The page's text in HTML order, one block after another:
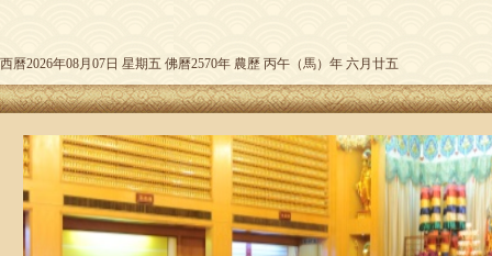
西曆2026年08月07日 星期五 佛曆2570年 農歷 丙午（馬）年 六月廿五